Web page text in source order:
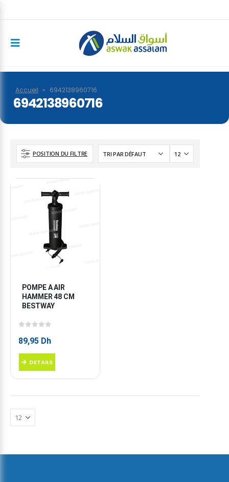
Accueil » 6942138960716
6942138960716
POSITION DU FILTRE
POMPE A AIR
HAMMER 48 CM
BESTWAY
89,95 Dh
DETAILS